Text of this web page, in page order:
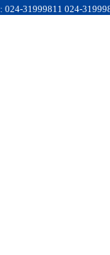
024-31999811 024-